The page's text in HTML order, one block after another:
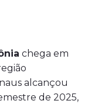
chega em
alcançou
de 2025,